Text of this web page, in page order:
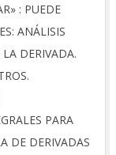
: PUEDE
ANÁLISIS
DERIVADA.
PARA
DE DERIVADAS